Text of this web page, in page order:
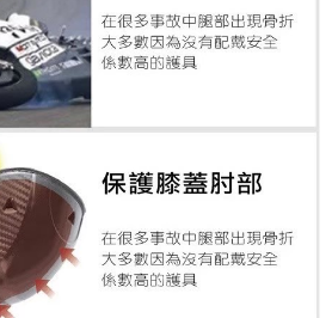
時，將依據個別帳號之用戶狀況，依本公司即
若仍有額度不足之情形，本公司將視審查結果
使用他人資訊註冊。若發現惡意使用之情形，
停止該用戶之使用額度並採取法律行動。